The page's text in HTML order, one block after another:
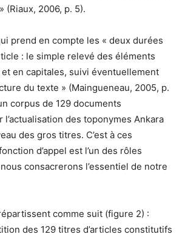
(Riaux, 2006, p. 5).
prend en compte les « deux durées
: le simple relevé des éléments
en capitales, suivi éventuellement
du texte » (Maingueneau, 2005, p.
corpus de 129 documents
des toponymes Ankara
des gros titres. C’est à ces
d’appel est l’un des rôles
consacrerons l’essentiel de notre
comme suit (figure 2) :
des 129 titres d’articles constitutifs